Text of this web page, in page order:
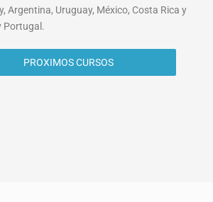
Argentina, Uruguay, México, Costa Rica y
Portugal.
PROXIMOS CURSOS